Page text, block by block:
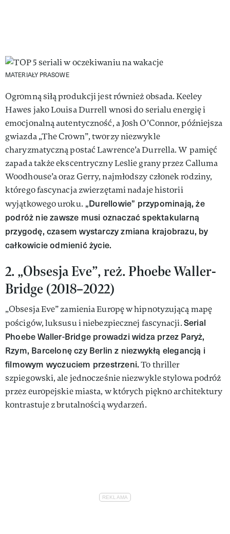
MATERIAŁY PRASOWE
Ogromną siłą produkcji jest również obsada. Keeley
Hawes jako Louisa Durrell wnosi do serialu energię i
emocjonalną autentyczność, a Josh O’Connor, późniejsza
gwiazda „The Crown”, tworzy niezwykle
charyzmatyczną postać Lawrence’a Durrella. W pamięć
zapada także ekscentryczny Leslie grany przez Calluma
Woodhouse’a oraz Gerry, najmłodszy członek rodziny,
którego fascynacja zwierzętami nadaje historii
wyjątkowego uroku. „Durellowie” przypominają, że
podróż nie zawsze musi oznaczać spektakularną
przygodę, czasem wystarczy zmiana krajobrazu, by
całkowicie odmienić życie.
2. „Obsesja Eve”, reż. Phoebe Waller-
Bridge (2018–2022)
„Obsesja Eve” zamienia Europę w hipnotyzującą mapę
pościgów, luksusu i niebezpiecznej fascynacji.Serial
Phoebe Waller-Bridge prowadzi widza przez Paryż,
Rzym, Barcelonę czy Berlin z niezwykłą elegancją i
filmowym wyczuciem przestrzeni.To thriller
szpiegowski, ale jednocześnie niezwykle stylowa podróż
przez europejskie miasta, w których piękno architektury
kontrastuje z brutalnością wydarzeń.